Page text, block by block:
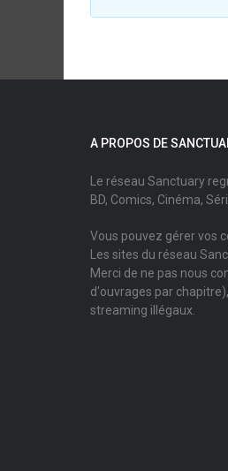
A PROPOS DE
Le réseau Sanctuary
BD, Comics, Cinéma,
Vous pouvez gérer vos
Les sites du réseau
Merci de ne pas nous
d'ouvrages par
streaming illégaux.